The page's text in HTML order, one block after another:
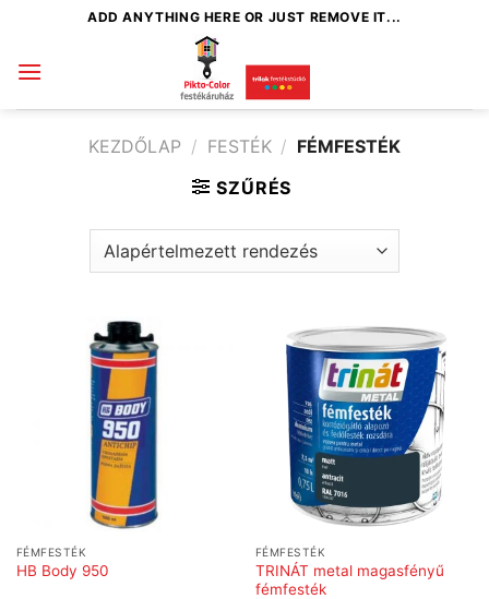
content
ADD ANYTHING HERE OR JUST REMOVE IT...
KEZDŐLAP / FESTÉK / FÉMFESTÉK
SZŰRÉS
FÉMFESTÉK
HB Body 950
FÉMFESTÉK
TRINÁT metal magasfényű
fémfesték